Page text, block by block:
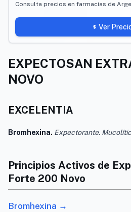
Consulta precios en farmacias de
Ver
EXPECTOSAN
NOVO
EXCELENTIA
Bromhexina. Expectorante.
Principios Activos de
Forte 200 Novo
Bromhexina →